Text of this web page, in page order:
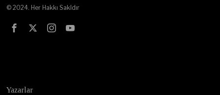
© 2024. Her Hakkı Sakldır
Yazarlar